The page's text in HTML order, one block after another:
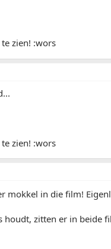
zien! :wors
zien! :wors
mokkel in die film!
houdt, zitten er in beide